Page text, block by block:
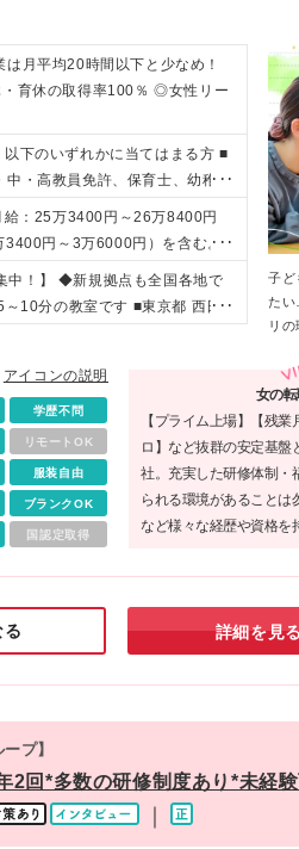
月平均20時間以下と少なめ！
育休の取得率100％ ◎女性リー
下のいずれかに当てはまる方 ■
中・高教員免許、保育士、幼稚園
祉士、臨床心理士、公認 心理
作業療法士の資格をお持ちの方 ■
部・学科を卒業した方 ■児童福祉
方 ※資格をお持ちでない方は、
）をご受講いただきます。 研修
：25万3400円～26万8400円
円～3万6000円）を含む。
慮の上、当社規定により優遇し
変更なし
中！】 ◆新規拠点も全国各地で
10分の教室です ■東京都 西日
、茅ヶ崎、中野島、武蔵新城、
さいたま宮原、南越谷、春日
谷、北朝霞、ふじみ野、わらび ■
橋、八千代台、流山おおたかの
、寝屋川、此花、北加賀屋、新
県 三宮、西宮 (変更の範囲)上記
子ど
たい
リの
アイコンの説明
学歴不問
リモートOK
服装自由
ブランクOK
国認定取得
女の
【プライム上場】【残
ロ】など抜群の安定基盤
社。充実した研修体制・
られる環境があることは
など様々な経歴や資格を
感じました！同社で目の
ませんか。
る 詳細を見
プ】
2回*多数の研修制度あり*未経